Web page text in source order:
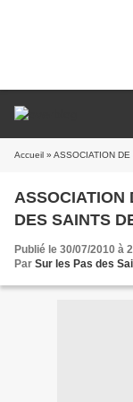
Accueil » ASSOCIATION
ASSOCIATION
DES SAINTS
Publié le 30/07/2010 à
Par Sur les Pas des